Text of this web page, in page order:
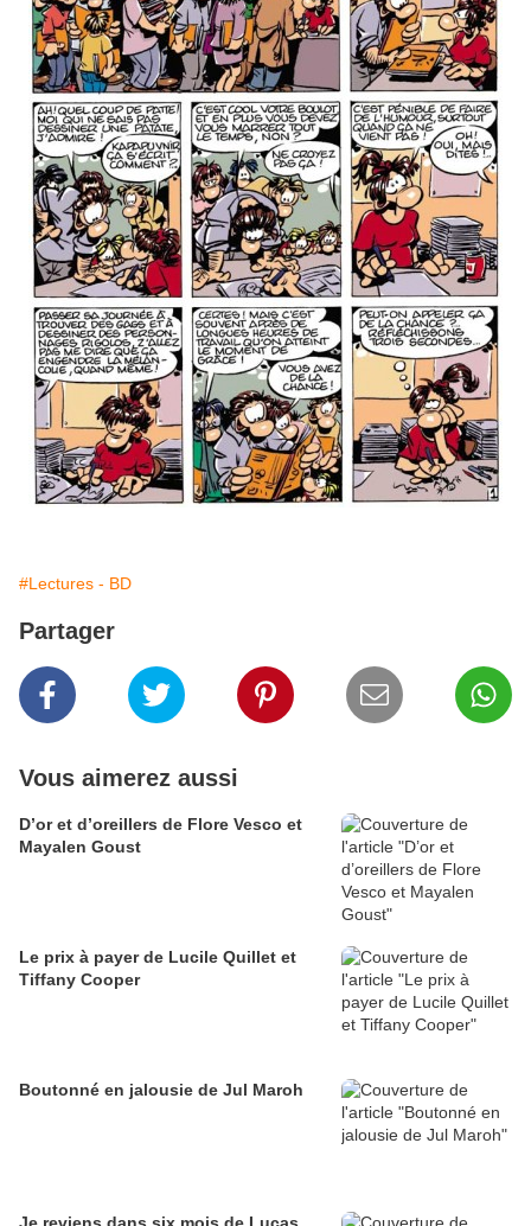
#Lectures - BD
Partager
Vous aimerez aussi
D’or et d’oreillers de Flore Vesco et
Mayalen Goust
Le prix à payer de Lucile Quillet et
Tiffany Cooper
Boutonné en jalousie de Jul Maroh